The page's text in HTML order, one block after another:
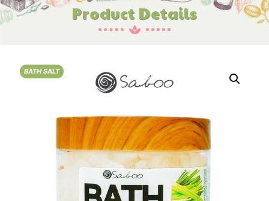
Product Details
BATH SALT